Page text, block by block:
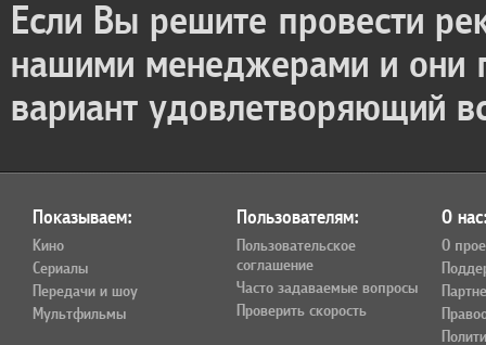
Если Вы решите провести
нашими менеджерами и
вариант удовлетворяющий
Показываем:
Кино
Сериалы
Передачи и шоу
Мультфильмы
Пользователям:
Пользовательское
соглашение
Часто задаваемые вопросы
Проверить скорость
О
О